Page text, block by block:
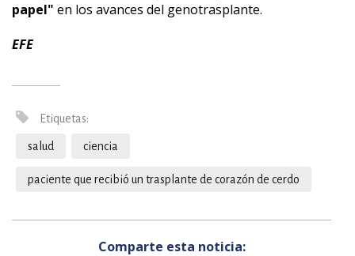
papel" en los avances del genotrasplante.
EFE
Etiquetas:
salud ciencia
paciente que recibió un trasplante de corazón de cerdo
Comparte esta noticia: